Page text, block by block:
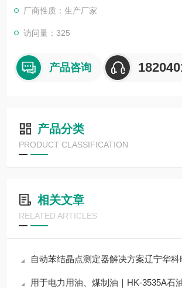
厂商性质：生产厂家
访问量：325
产品咨询
产品分类
PRODUCT CLASSIFICATION
相关文章
RELATED ARTICLES
自动苯结晶点测定器解决方案辽宁华科
用于电力用油、煤制油｜HK-3535A石油产品凝点倾点浊点冷